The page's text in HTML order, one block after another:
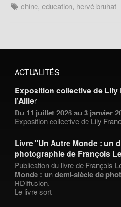
chine,education, hervé bruhat
ACTUALITÉS
Exposition collective de Lily
l'Allier
Du 11 juillet 2026 au 3 janvier
Exposition collective de Lily
Livre "Un Autre Monde : un
photographie de François
Publication du livre de François
Monde : un demi-siècle de
HDiffusion.
Le livre sort